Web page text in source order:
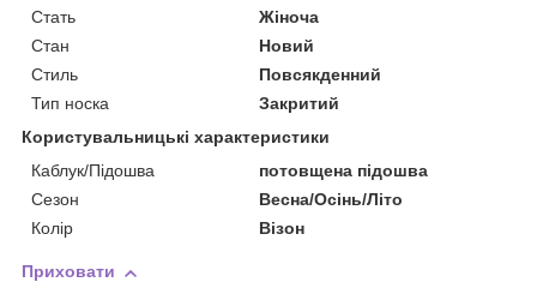
Стать
Жіноча
Стан
Новий
Стиль
Повсякденний
Тип носка
Закритий
Користувальницькі характеристики
Каблук/Підошва
потовщена підошва
Сезон
Весна/Осінь/Літо
Колір
Візон
Приховати